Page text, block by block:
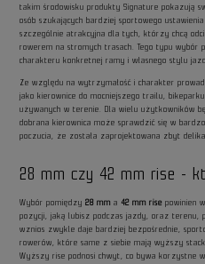
takim środowisku produkty Signature pokazują
osób szukających bardziej sportowego
szczególnie atrakcyjna dla tych, którzy chcą
rowerem na stromych trasach. Tego typu wybór
charakteru konkretnej ramy i własnego stylu
Ze względu na wytrzymałość i charakter
jako kierownice do mocniejszego trailu,
używanych w terenie. Dla wielu użytkowników
dobrana kierownica może sprawdzić się w
poczucia, że została zaprojektowana zbyt
28 mm czy 42 mm rise -
Wybór pomiędzy28 mm a42 mm rise powinien
pozycji, jaką lubisz podczas jazdy, oraz terenu,
wznios zwykle daje bardziej bezpośrednie,
rowerów, które same z siebie mają wyższy
Wyższy rise podnosi chwyt, co bywa korzystne